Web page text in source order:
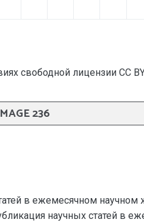
свободной лицензии CC
236
в ежемесячном научном
научных статей в